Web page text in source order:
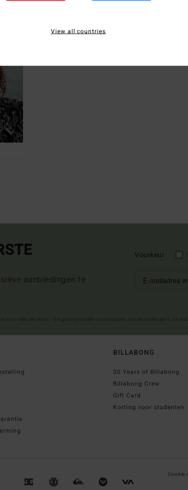
aanbiedingen te
Voorkeur
BILLABONG
50 Years of Billabong
Billabong Crew
Gift Card
Korting voor studenten
View all countries